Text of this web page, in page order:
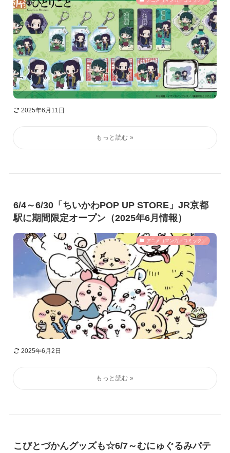
2025年6月11日
6/4～6/30「ちいかわPOP UP STORE」JR京都
駅に期間限定オープン（2025年6月情報）
アニメ（マンガ・コミック）
2025年6月2日
こびとづかんグッズも☆6/7～むにゅぐるみパテ